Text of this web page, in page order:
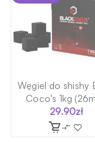
Węgiel do shishy
Coco's 1kg
29.90zł